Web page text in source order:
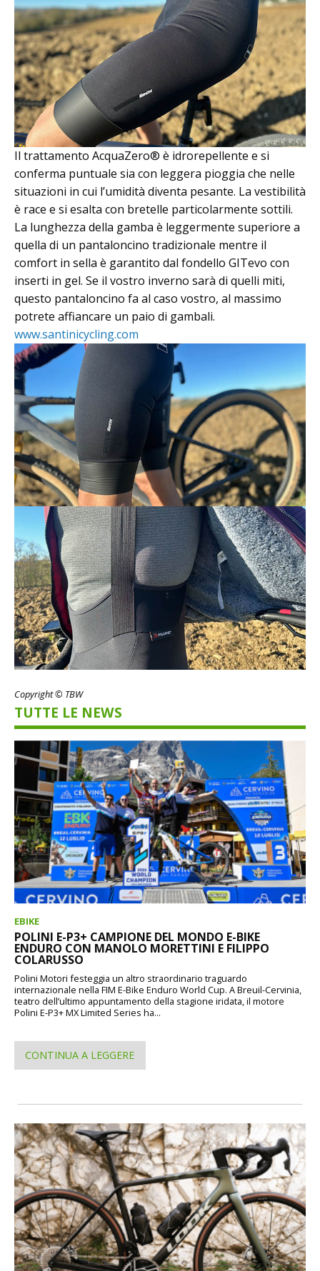
Il trattamento AcquaZero® è idrorepellente e si
conferma puntuale sia con leggera pioggia che nelle
situazioni in cui l’umidità diventa pesante. La vestibilità
è race e si esalta con bretelle particolarmente sottili.
La lunghezza della gamba è leggermente superiore a
quella di un pantaloncino tradizionale mentre il
comfort in sella è garantito dal fondello GITevo con
inserti in gel. Se il vostro inverno sarà di quelli miti,
questo pantaloncino fa al caso vostro, al massimo
potrete affiancare un paio di gambali.
www.santinicycling.com
Copyright © TBW
TUTTE LE NEWS
EBIKE
POLINI E-P3+ CAMPIONE DEL MONDO E-BIKE
ENDURO CON MANOLO MORETTINI E FILIPPO
COLARUSSO
Polini Motori festeggia un altro straordinario traguardo
internazionale nella FIM E-Bike Enduro World Cup. A Breuil-Cervinia,
teatro dell’ultimo appuntamento della stagione iridata, il motore
Polini E-P3+ MX Limited Series ha...
CONTINUA A LEGGERE